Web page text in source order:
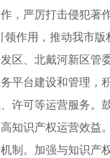
，严厉打击侵犯著
作用，推动我市
区、北戴河新区
平台建设和管理
许可等运营服务
知识产权运营效
制。加强与知识